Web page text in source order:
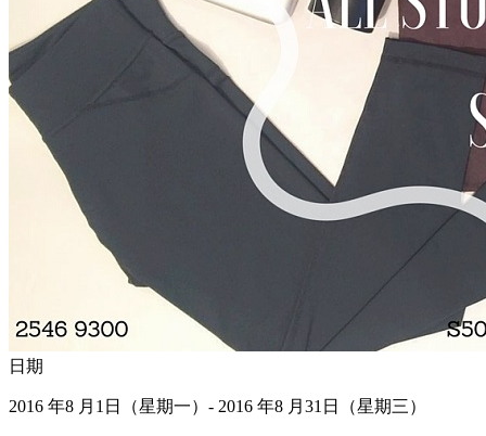
日期
2016 年8 月1日（星期一）- 2016 年8 月31日（星期三）